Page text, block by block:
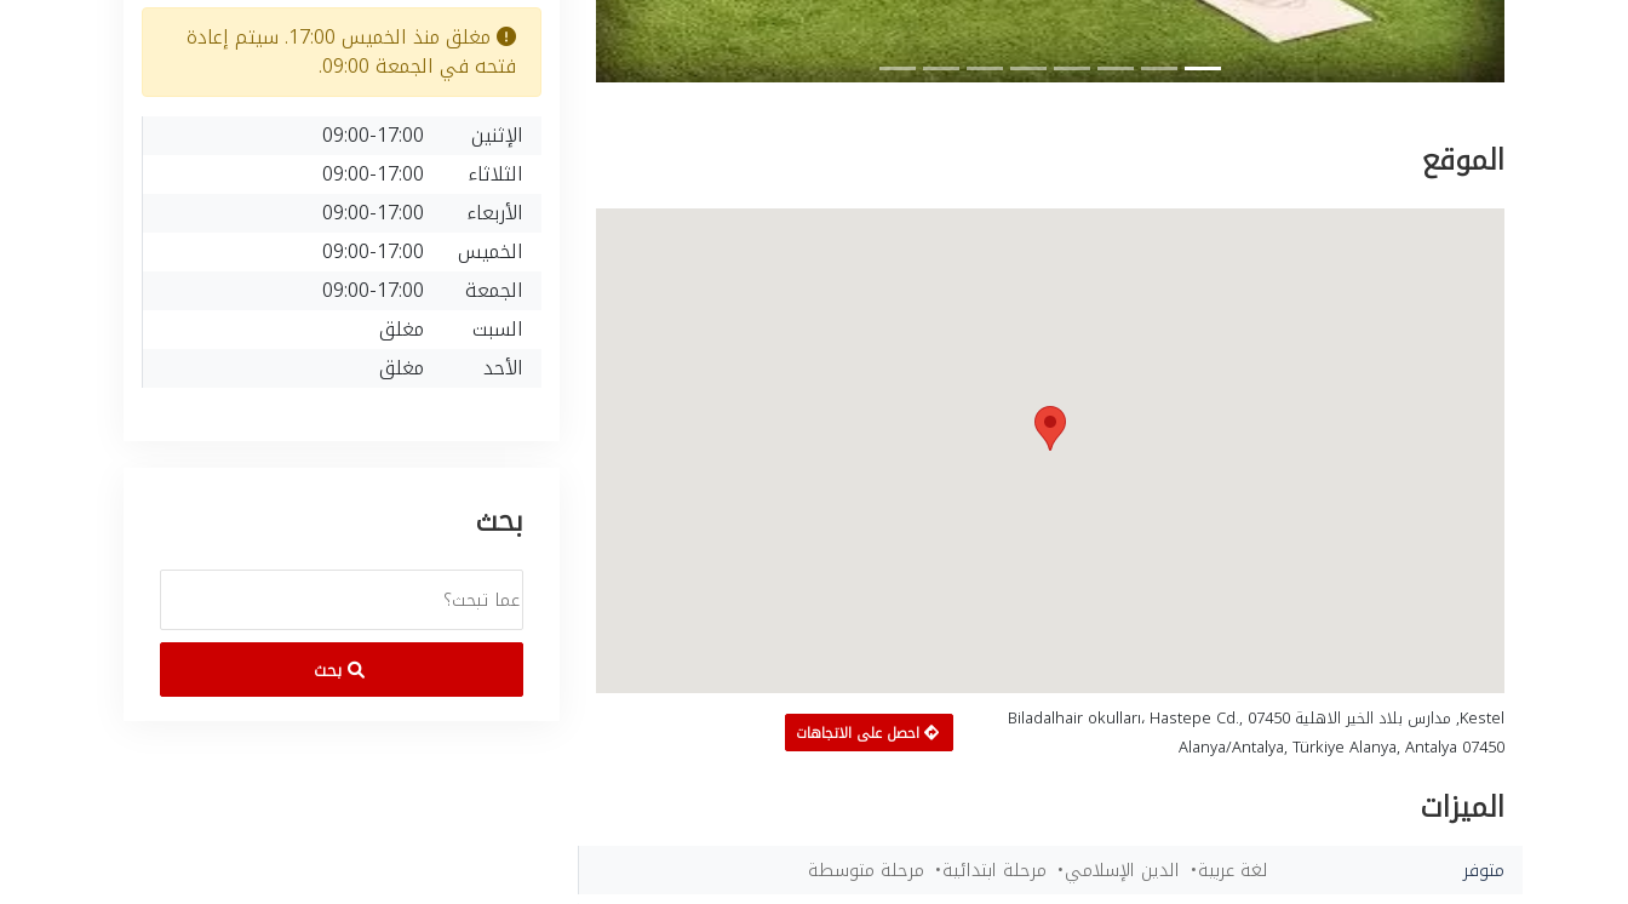
الموقع
Kestel, مدارس بلاد الخير الاهلية Biladalhair okulları، Hastepe Cd., 07450
Alanya/Antalya, Türkiye Alanya, Antalya 07450
احصل على الاتجاهات
الميزات
متوفر لغة عربية الدين الإسلامي مرحلة ابتدائية
مرحلة متوسطة
مغلق منذ الخميس 17:00. سيتم إعادة
فتحه في الجمعة 09:00.
الإثنين
09:00-17:00
الثلاثاء
09:00-17:00
الأربعاء
09:00-17:00
الخميس
09:00-17:00
الجمعة
09:00-17:00
السبت
مغلق
الأحد
مغلق
بحث
بحث